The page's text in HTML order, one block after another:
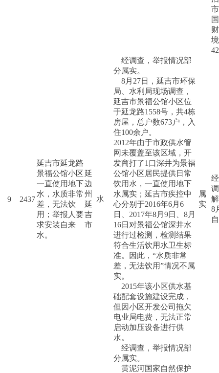
9 2437
延吉市延龙路
景福公馆小区
一直使用地下
水，水质非常
差，无法饮
用；举报人要
求安装自来
水。
延
边
州
延
吉
市
水
经调查，举报情况部
分属实。
属
实
8
8月27日，延吉市环保
局、水利局现场调查，
延吉市景福公馆小区位
于延龙路1558号，共4栋
房屋，总户数673户，入
住100余户。
2012年由于市政供水管
网未覆盖至该区域，开
发商打了1口深井为景福
公馆小区居民提供日常
饮用水，一直使用地下
水属实；延吉市疾控中
心分别于2016年6月6
日、2017年8月9日、8月
16日对景福公馆深井水
进行过检测，检测结果
符合生活饮用水卫生标
准。因此，“水质非常
差，无法饮用”情况不属
实。
2015年该小区供水基
础配套设施建设完成，
但因小区开发公司拖欠
电业局电费，无法正常
启动加压设备进行供
水。
经调查，举报情况部
分属实。
黄泥河国家自然保护